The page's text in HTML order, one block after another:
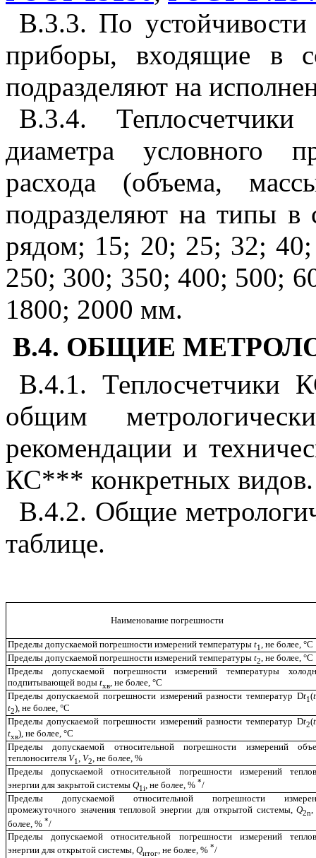
В.3.3. По устойчивости
приборы, входящие в
подразделяют на
В.3.4.
диаметра условного
расхода (объема,
подразделяют на типы в
рядом; 15; 20; 25; 32;
250; 300; 350; 400; 500;
1800; 2000 мм.
В.4. ОБЩИЕ
В.4.1. Теплосчетчики
общим
рекомендации и
КС*** конкретных видов.
В.4.2. Общие
таблице.
Наименование погрешности
Пределы допускаемой погрешности измерений температуры t1
, не более, °С
Пределы допускаемой погрешности измерений температуры t2 , не более, °С
Пределы допускаемой погрешности измерений температуры
подпитывающей воды tхв , не более, °С
Пределы допускаемой погрешности измерений разности температур Dt1(t
t2), не более, °С
Пределы допускаемой погрешности измерений разности температур Dt2(t
tхв), не более, °С
Пределы допускаемой относительной погрешности измерений
теплоносителя V1 V2 , не более, %
Пределы допускаемой относительной погрешности измерений
энергии для закрытой системы Q1i, не более, % */
Пределы допускаемой относительной погрешности
промежуточного значения тепловой энергии для открытой системы,Q2n
более, % */
Пределы допускаемой относительной погрешности измерений
энергии для открытой системы, Qитог, не более, % */